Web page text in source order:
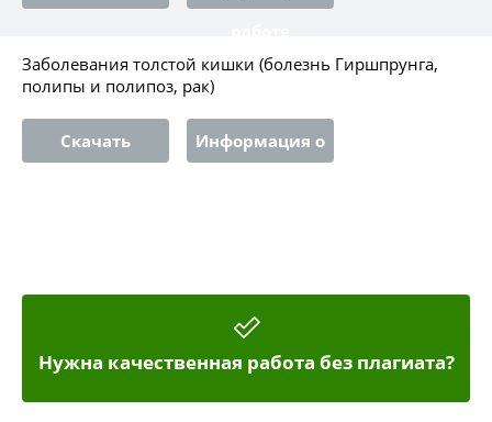
Заболевания толстой кишки (болезнь Гиршпрунга,
полипы и полипоз, paк)
Скачать
Информация о
Нужна качественная работа без плагиата?